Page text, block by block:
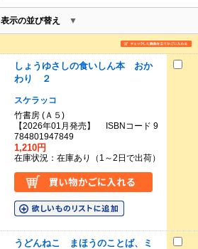
表示の並び替え
しょうゆさしの食いしん本 おか
わり ２
スケラッコ
竹書房 (Ａ５)
【2026年01月発売】 ISBNコード 9
784801947849
1,210円
在庫状況：在庫あり（1～2日で出荷）
うどんねこ まほうのことば、ミ